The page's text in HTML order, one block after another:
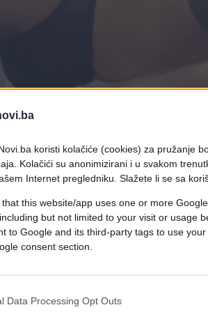
koristi kolačiće (cookies) za pružanje
Kolačići su anonimizirani i u svakom
Internet pregledniku. Slažete li se sa
that this website/app uses one or more
but not limited to your visit or usage
to Google and its third-party tags to use
consent section.
Data Processing Opt Outs
od "provjerenih" recepata za
od "provjerenih"